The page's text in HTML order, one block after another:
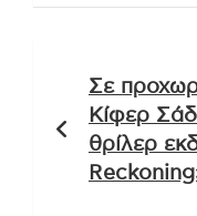
άρθρων
Σε
Κίφερ
θρίλερ